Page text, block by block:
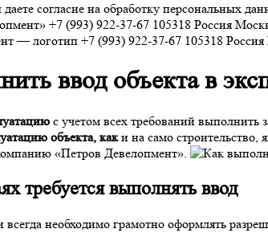
согласие на обработку персональных
+7 (993) 922-37-67 105318 Россия
+7 (993) 922-37-67 105318 Россия
ввод объекта в
с учетом всех требований выполнить
объекта, каки на само строительство,
«Петров Девелопмент».
требуется выполнять ввод
необходимо грамотно оформлять